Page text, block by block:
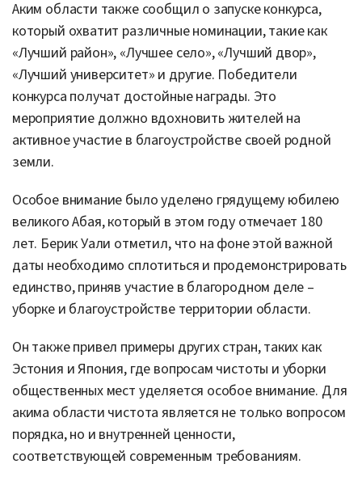
Аким области также сообщил о запуске конкурса,
который охватит различные номинации, такие как
«Лучший район», «Лучшее село», «Лучший двор»,
«Лучший университет» и другие. Победители
конкурса получат достойные награды. Это
мероприятие должно вдохновить жителей на
активное участие в благоустройстве своей родной
земли.
Особое внимание было уделено грядущему юбилею
великого Абая, который в этом году отмечает 180
лет. Берик Уали отметил, что на фоне этой важной
даты необходимо сплотиться и продемонстрировать
единство, приняв участие в благородном деле –
уборке и благоустройстве территории области.
Он также привел примеры других стран, таких как
Эстония и Япония, где вопросам чистоты и уборки
общественных мест уделяется особое внимание. Для
акима области чистота является не только вопросом
порядка, но и внутренней ценности,
соответствующей современным требованиям.